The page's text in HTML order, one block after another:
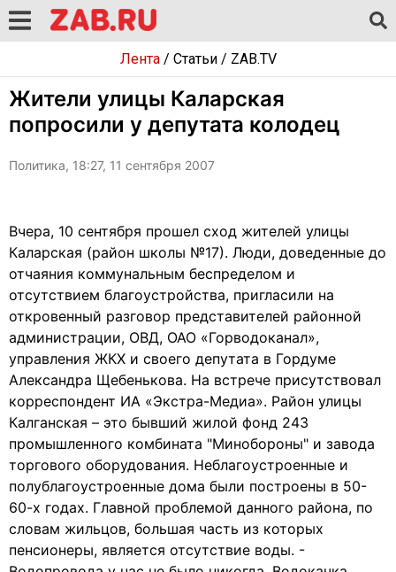
Лента/ Статьи/ ZAB.TV
Жители улицы Каларская
попросили у депутата колодец
Политика, 18:27, 11 сентября 2007
Вчера, 10 сентября прошел сход жителей улицы
Каларская (район школы №17). Люди, доведенные до
отчаяния коммунальным беспределом и
отсутствием благоустройства, пригласили на
откровенный разговор представителей районной
администрации, ОВД, ОАО «Горводоканал»,
управления ЖКХ и своего депутата в Гордуме
Александра Щебенькова. На встрече присутствовал
корреспондент ИА «Экстра-Медиа». Район улицы
Калганская – это бывший жилой фонд 243
промышленного комбината "Минобороны" и завода
торгового оборудования. Неблагоустроенные и
полублагоустроенные дома были построены в 50-
60-х годах. Главной проблемой данного района, по
словам жильцов, большая часть из которых
пенсионеры, является отсутствие воды. -